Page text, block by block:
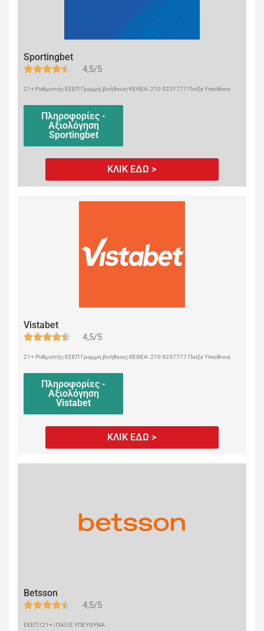
Sportingbet
4,5/5
21+ Ρυθμιστής ΕΕΕΠ Γραμμή βοήθειας ΚΕΘΕΑ: 210 9237777 Παίξε Υπεύθυνα
Πληροφορίες -
Αξιολόγηση
Sportingbet
ΚΛΙΚ ΕΔΩ >
Vistabet
4,5/5
21+ Ρυθμιστής ΕΕΕΠ Γραμμή βοήθειας ΚΕΘΕΑ: 210 9237777 Παίξε Υπεύθυνα
Πληροφορίες -
Αξιολόγηση
Vistabet
ΚΛΙΚ ΕΔΩ >
Betsson
4,5/5
ΕΕΕΠ | 21+ | ΠΑΙΞΕ ΥΠΕΥΘΥΝΑ